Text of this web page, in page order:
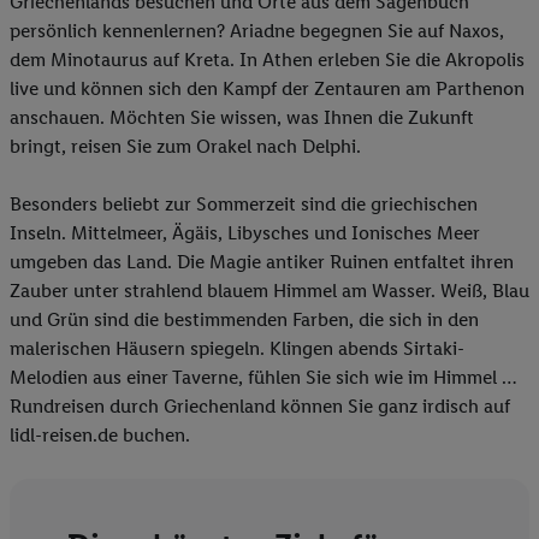
persönlich kennenlernen? Ariadne begegnen Sie auf Naxos,
dem Minotaurus auf Kreta. In Athen erleben Sie die Akropolis
live und können sich den Kampf der Zentauren am Parthenon
anschauen. Möchten Sie wissen, was Ihnen die Zukunft
bringt, reisen Sie zum Orakel nach Delphi.
Besonders beliebt zur Sommerzeit sind die griechischen
Inseln. Mittelmeer, Ägäis, Libysches und Ionisches Meer
umgeben das Land. Die Magie antiker Ruinen entfaltet ihren
Zauber unter strahlend blauem Himmel am Wasser. Weiß, Blau
und Grün sind die bestimmenden Farben, die sich in den
malerischen Häusern spiegeln. Klingen abends Sirtaki-
Melodien aus einer Taverne, fühlen Sie sich wie im Himmel …
Rundreisen durch Griechenland können Sie ganz irdisch auf
lidl-reisen.de buchen.